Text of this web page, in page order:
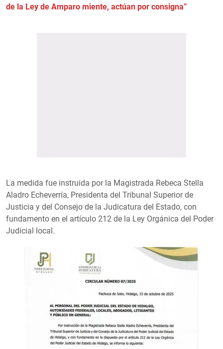
de la Ley de Amparo miente, actúan por consigna”
La medida fue instruida por la Magistrada Rebeca Stella
Aladro Echeverría, Presidenta del Tribunal Superior de
Justicia y del Consejo de la Judicatura del Estado, con
fundamento en el artículo 212 de la Ley Orgánica del Poder
Judicial local.